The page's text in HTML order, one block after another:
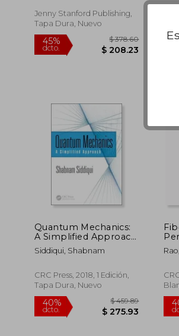
; Lidgi-Guigui, Nathalie
Jenny Stanford Publishing,
Tapa Dura, Nuevo
dcto.
Quantum Mechanics:
A Simplified Approach
(en Inglés)
Siddiqui, Shabnam
CRC Press, 2018, 1 Edición,
Tapa Dura, Nuevo